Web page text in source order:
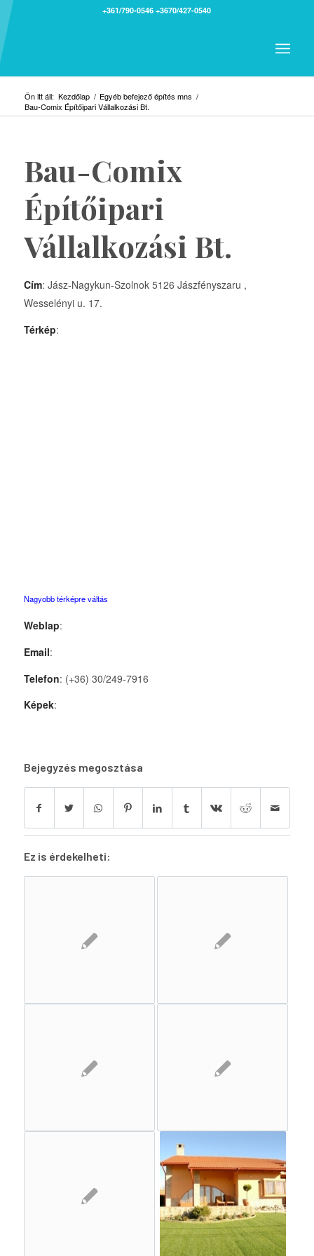
+361/790-0546 +3670/427-0540
Ön itt áll: Kezdőlap / Egyéb befejező építés mns /
Bau-Comix Építőipari Vállalkozási Bt.
Bau-Comix
Építőipari
Vállalkozási Bt.
Cím: Jász-Nagykun-Szolnok 5126 Jászfényszaru ,
Wesselényi u. 17.
Térkép:
Nagyobb térképre váltás
Weblap:
Email:
Telefon: (+36) 30/249-7916
Képek:
Bejegyzés megosztása
Ez is érdekelheti: